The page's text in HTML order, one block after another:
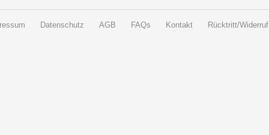
Datenschutz AGB FAQs Kontakt Rücktritt/Widerruf